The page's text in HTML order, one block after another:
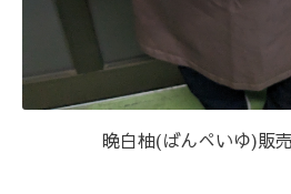
晩白柚(ばんぺいゆ)販